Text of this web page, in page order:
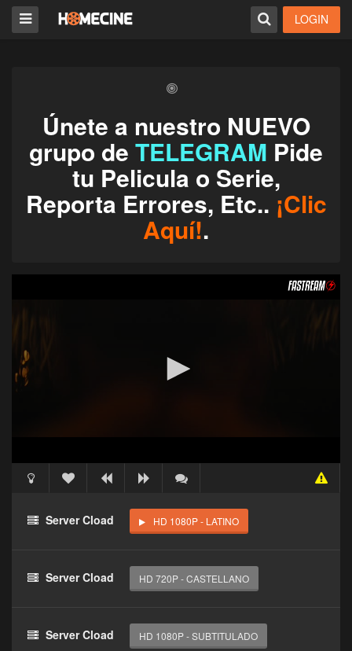
LOGIN
Únete a nuestro NUEVO
grupo de TELEGRAM Pide
tu Pelicula o Serie,
Reporta Errores, Etc.. ¡Clic
Aquí!.
Haz clic 3 veces en el botón para desbloquear este
reproductor
Clic 1 - Abrir primer enlace
El acceso expira en 1 hora
Server Cload HD 1080P - LATINO
Server Cload HD 720P - CASTELLANO
Server Cload HD 1080P - SUBTITULADO